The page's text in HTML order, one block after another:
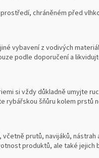
chráněném před
vybavení z vodivých
podle doporučení a
si vždy důkladně umyjte
rybářskou šňůru kolem prstů
prutů, navijáků, nástrah
produktů, ale také jejich